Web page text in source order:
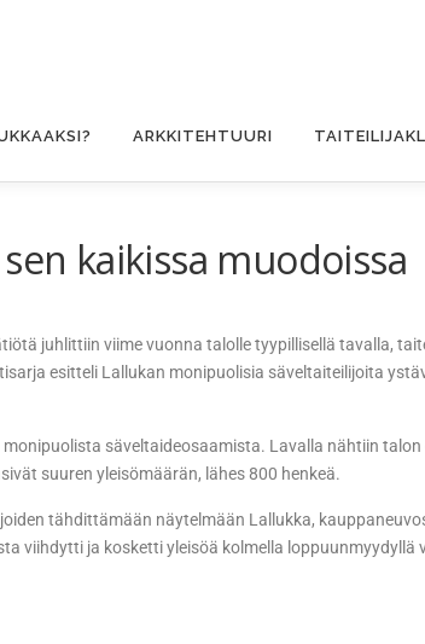
ARKKITEHTUURI
kaikissa muodoissa
juhlittiin viime vuonna talolle tyypillisellä tavalla,
esitteli Lallukan monipuolisia säveltaiteilijoita
säveltaideosaamista. Lavalla nähtiin
suuren yleisömäärän, lähes 800 henkeä.
tähdittämään näytelmään Lallukka,
viihdytti ja kosketti yleisöä kolmella loppuunmyydyllä